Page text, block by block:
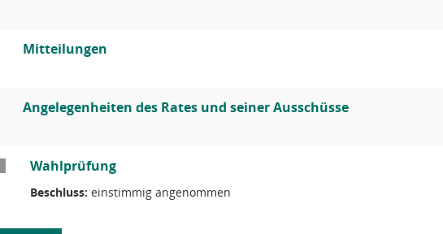
Mitteilungen
Angelegenheiten des Rates und seiner Ausschüsse
Wahlprüfung
Beschluss: einstimmig angenommen